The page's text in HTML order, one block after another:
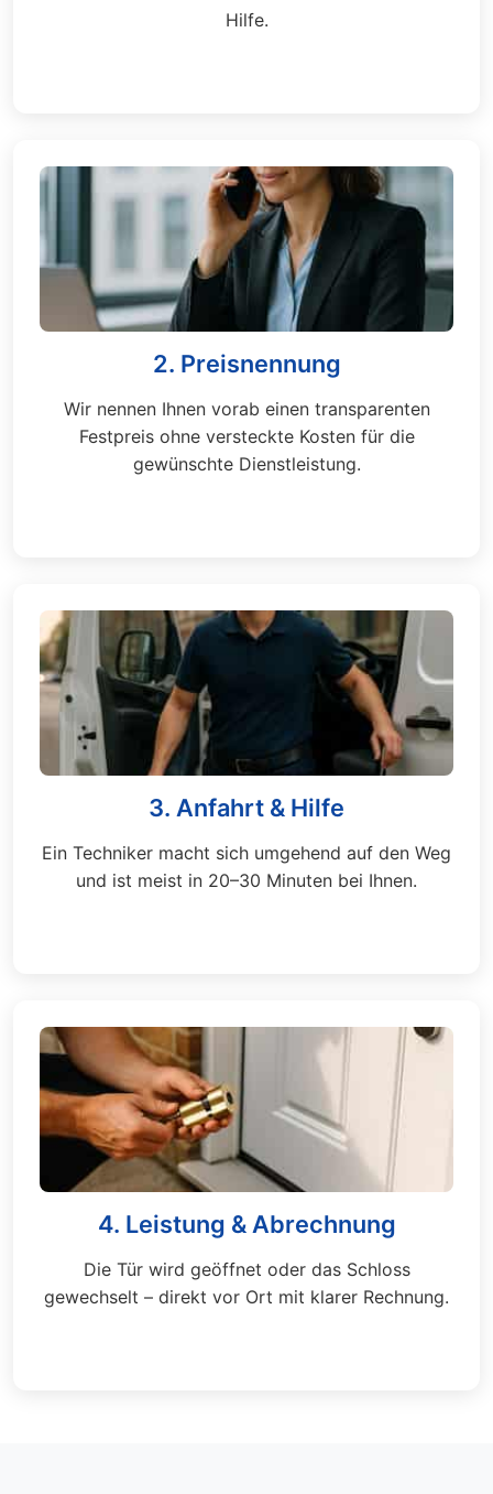
Hilfe.
2. Preisnennung
Wir nennen Ihnen vorab einen transparenten
Festpreis ohne versteckte Kosten für die
gewünschte Dienstleistung.
3. Anfahrt & Hilfe
Ein Techniker macht sich umgehend auf den Weg
und ist meist in 20–30 Minuten bei Ihnen.
4. Leistung & Abrechnung
Die Tür wird geöffnet oder das Schloss
gewechselt – direkt vor Ort mit klarer Rechnung.